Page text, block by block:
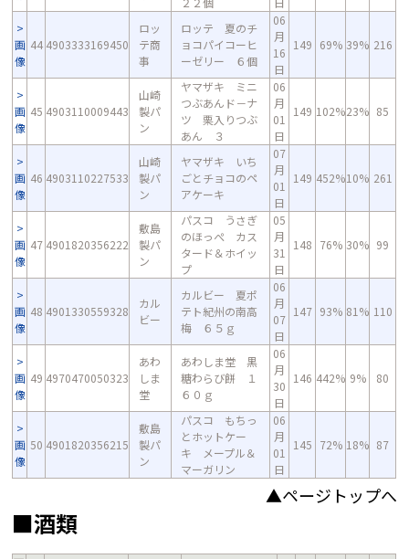
画
像
44 4903333169450
ロッ
テ商
事
ロッテ 夏のチ
ョコパイコーヒ
ーゼリー ６個
06
月
16
日
149 69% 39% 216
画
像
45 4903110009443
山崎
製パ
ン
ヤマザキ ミニ
つぶあんド－ナ
ツ 栗入りつぶ
あん ３
06
月
01
日
149 102%23% 85
画
像
46 4903110227533
山崎
製パ
ン
ヤマザキ いち
ごとチョコのペ
アケーキ
07
月
01
日
149 452%10% 261
画
像
47 4901820356222
敷島
製パ
ン
パスコ うさぎ
のほっぺ カス
タード＆ホイッ
プ
05
月
31
日
148 76% 30% 99
画
像
48 4901330559328
カル
ビー
カルビー 夏ポ
テト紀州の南高
梅 ６５ｇ
06
月
07
日
147 93% 81% 110
画
像
49 4970470050323
あわ
しま
堂
あわしま堂 黒
糖わらび餅 １
６０ｇ
06
月
30
日
146 442% 9% 80
画
像
50 4901820356215
敷島
製パ
ン
パスコ もちっ
とホットケー
キ メープル＆
マーガリン
06
月
01
日
145 72% 18% 87
▲ページトップへ
■酒類